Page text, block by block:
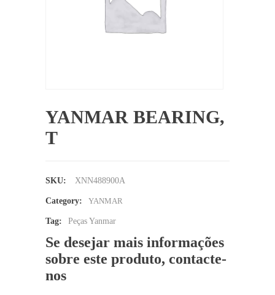
YANMAR BEARING,
T
SKU: XNN488900A
Category: YANMAR
Tag: Peças Yanmar
Se desejar mais informações
sobre este produto, contacte-
nos